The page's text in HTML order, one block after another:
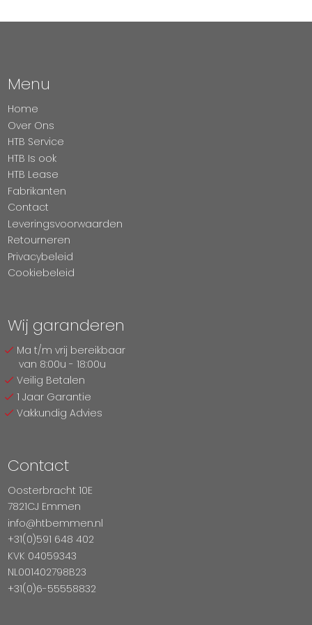
Menu
Home
Over Ons
HTB Service
HTB Is ook
HTB Lease
Fabrikanten
Contact
Leveringsvoorwaarden
Retourneren
Privacybeleid
Cookiebeleid
Wij garanderen
Ma t/m vrij bereikbaar
van 8:00u - 18:00u
Veilig Betalen
1 Jaar Garantie
Vakkundig Advies
Contact
Oosterbracht 10E
7821CJ Emmen
info@htbemmen.nl
+31(0)591 648 402
KVK 04059343
NL001402798B23
+31(0)6-55558832